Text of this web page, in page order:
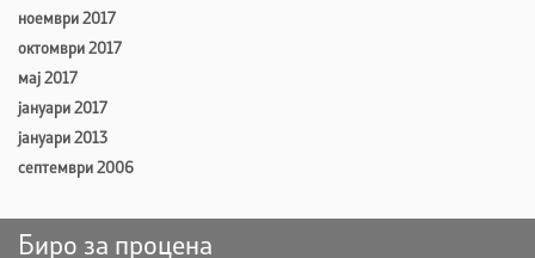
ноември 2017
октомври 2017
мај 2017
јануари 2017
јануари 2013
септември 2006
Биро за процена